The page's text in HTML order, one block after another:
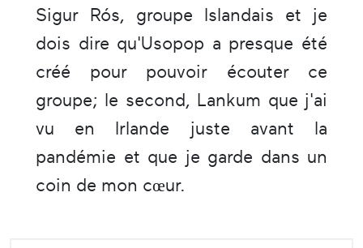
Sigur Rós, groupe Islandais et je
dois dire qu'Usopop a presque été
créé pour pouvoir écouter ce
groupe; le second, Lankum que j'ai
vu en Irlande juste avant la
pandémie et que je garde dans un
coin de mon cœur.